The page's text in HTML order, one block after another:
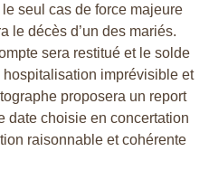
seul cas de force majeure
le décès d’un des mariés.
sera restitué et le solde
imprévisible et
proposera un report
date choisie en concertation
raisonnable et cohérente